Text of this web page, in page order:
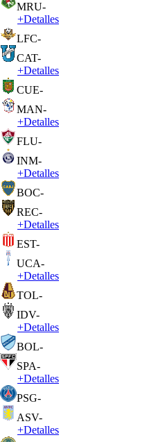
MRU-
+Detalles
LFC-
CAT-
+Detalles
CUE-
MAN-
+Detalles
FLU-
INM-
+Detalles
BOC-
REC-
+Detalles
EST-
UCA-
+Detalles
TOL-
IDV-
+Detalles
BOL-
SPA-
+Detalles
PSG-
ASV-
+Detalles